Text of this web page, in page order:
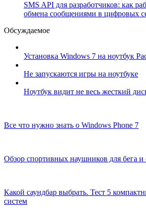
SMS API для разработчиков: как
обмена сообщениями в цифровых
Обсуждаемое
Установка Windows 7 на ноутбук
Не запускаются игры на ноутбуке
Ноутбук видит не весь жесткий
Все что нужно знать о Windows Phone 7
Обзор спортивных наушников для бега и
Какой саундбар выбрать. Тест 5
систем